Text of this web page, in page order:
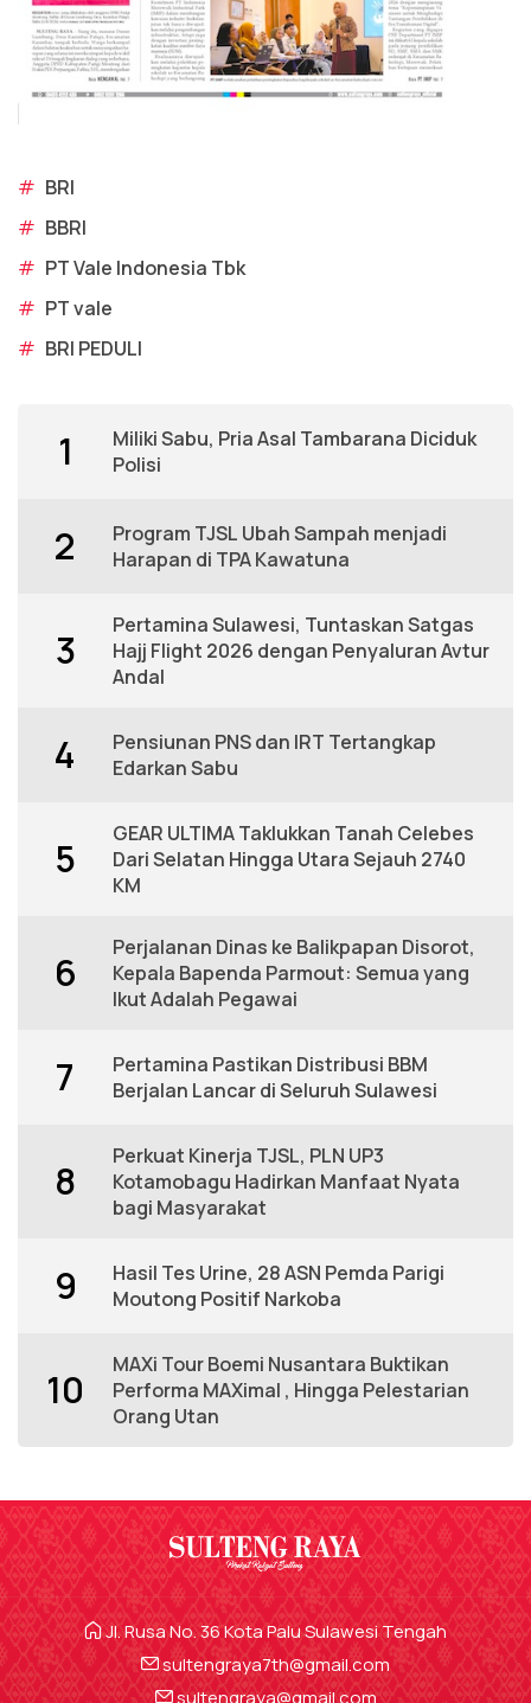
# BRI
# BBRI
# PT Vale Indonesia Tbk
# PT vale
# BRI PEDULI
1
Miliki Sabu, Pria Asal Tambarana Diciduk
Polisi
2
Program TJSL Ubah Sampah menjadi
Harapan di TPA Kawatuna
3
Pertamina Sulawesi, Tuntaskan Satgas
Hajj Flight 2026 dengan Penyaluran Avtur
Andal
4
Pensiunan PNS dan IRT Tertangkap
Edarkan Sabu
5
GEAR ULTIMA Taklukkan Tanah Celebes
Dari Selatan Hingga Utara Sejauh 2740
KM
6
Perjalanan Dinas ke Balikpapan Disorot,
Kepala Bapenda Parmout: Semua yang
Ikut Adalah Pegawai
7
Pertamina Pastikan Distribusi BBM
Berjalan Lancar di Seluruh Sulawesi
8
Perkuat Kinerja TJSL, PLN UP3
Kotamobagu Hadirkan Manfaat Nyata
bagi Masyarakat
9
Hasil Tes Urine, 28 ASN Pemda Parigi
Moutong Positif Narkoba
10
MAXi Tour Boemi Nusantara Buktikan
Performa MAXimal , Hingga Pelestarian
Orang Utan
Jl. Rusa No. 36 Kota Palu Sulawesi Tengah
sultengraya7th@gmail.com
sultengraya@gmail.com